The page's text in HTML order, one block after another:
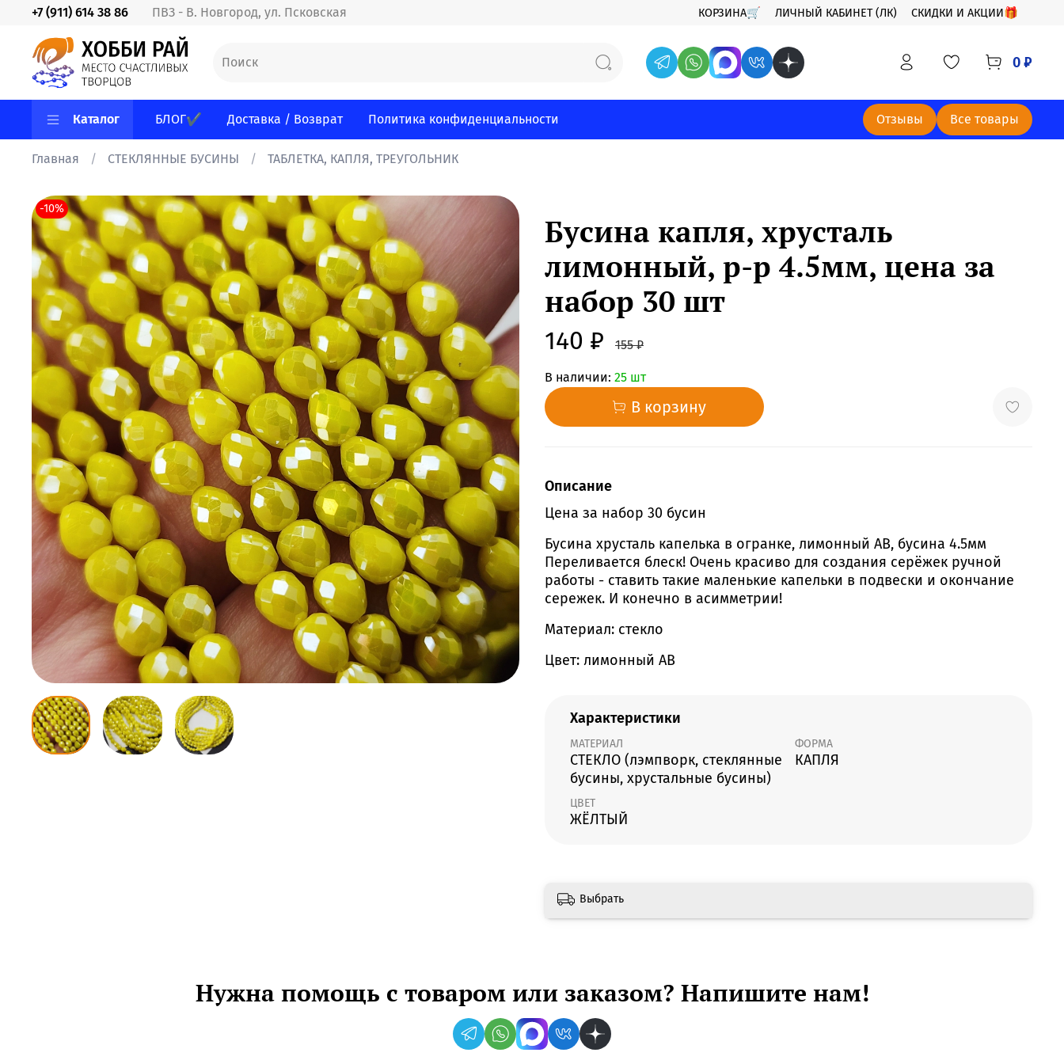
КОРЗИНА🛒 ЛИЧНЫЙ КАБИНЕТ (ЛК) СКИДКИ И АКЦИИ🎁
ПВЗ - В. Новгород, ул. Псковская
+7 (911) 614 38 86
0 ₽
Каталог БЛОГ✔ Доставка / Возврат Политика конфиденциальности Отзывы Все товары
Главная СТЕКЛЯННЫЕ БУСИНЫ ТАБЛЕТКА, КАПЛЯ, ТРЕУГОЛЬНИК
-10%
Бусина капля, хрусталь
лимонный, р-р 4.5мм, цена за
набор 30 шт
140 ₽ 155 ₽
В наличии: 25 шт
В корзину
Описание
Цена за набор 30 бусин
Бусина хрусталь капелька в огранке, лимонный АВ, бусина 4.5мм
Переливается блеск! Очень красиво для создания серёжек ручной
работы - ставить такие маленькие капельки в подвески и окончание
сережек. И конечно в асимметрии!
Материал: стекло
Цвет: лимонный АВ
Характеристики
МАТЕРИАЛ
СТЕКЛО (лэмпворк, стеклянные
бусины, хрустальные бусины)
ФОРМА
КАПЛЯ
ЦВЕТ
ЖЁЛТЫЙ
Выбрать
Нужна помощь с товаром или заказом? Напишите нам!